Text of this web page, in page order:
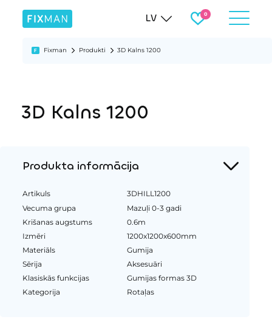
LV
Fixman Produkti 3D Kalns 1200
3D Kalns 1200
Produkta informācija
Artikuls
3DHILL1200
Vecuma grupa
Mazuļi 0-3 gadi
Krišanas augstums
0.6m
Izmēri
1200x1200x600mm
Materiāls
Gumija
Sērija
Aksesuāri
Klasiskās funkcijas
Gumijas formas 3D
Kategorija
Rotaļas